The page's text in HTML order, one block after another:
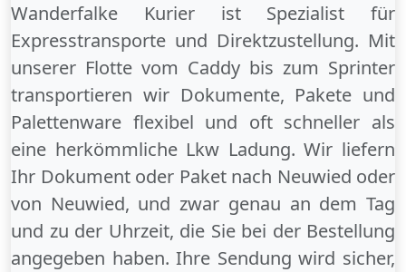
Wanderfalke Kurier ist Spezialist für
Expresstransporte und Direktzustellung. Mit
unserer Flotte vom Caddy bis zum Sprinter
transportieren wir Dokumente, Pakete und
Palettenware flexibel und oft schneller als
eine herkömmliche Lkw Ladung. Wir liefern
Ihr Dokument oder Paket nach Neuwied oder
von Neuwied, und zwar genau an dem Tag
und zu der Uhrzeit, die Sie bei der Bestellung
angegeben haben. Ihre Sendung wird sicher,